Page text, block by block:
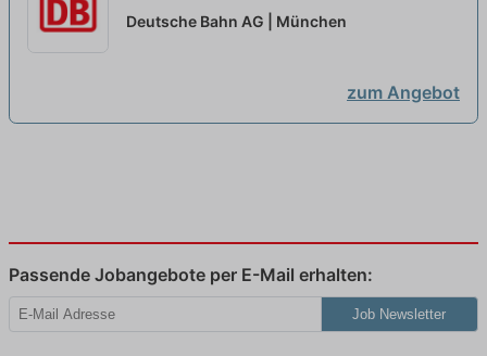
Betriebstechnik S-Bahn München
Deutsche Bahn AG | München
zum Angebot
Passende Jobangebote per E-Mail erhalten:
Job Newsletter